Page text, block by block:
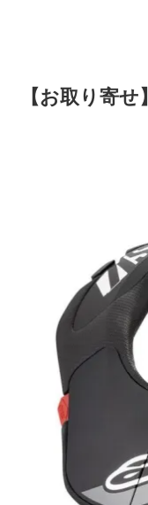
【お取り寄